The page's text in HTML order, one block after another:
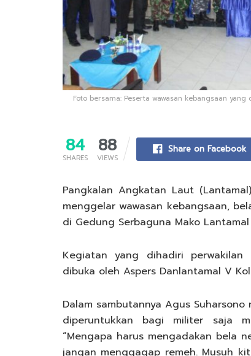
Foto bersama: Peserta wawasan kebangsaan
84
SHARES
88
VIEWS
Share on Facebook
Pangkalan Angkatan Laut
menggelar wawasan kebangsaan,
di Gedung Serbaguna Mako Lantamal
Kegiatan yang dihadiri
dibuka oleh Aspers Danlantamal V
Dalam sambutannya Agus
diperuntukkan bagi militer saja
“Mengapa harus mengadakan bela
jangan menggagap remeh. Musuh